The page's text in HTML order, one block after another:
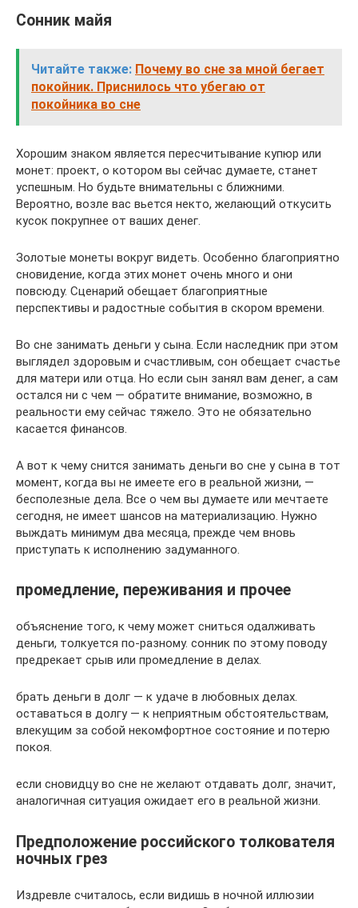
Сонник майя
Читайте также: Почему во сне за мной бегает
покойник. Приснилось что убегаю от
покойника во сне
Хорошим знаком является пересчитывание купюр или
монет: проект, о котором вы сейчас думаете, станет
успешным. Но будьте внимательны с ближними.
Вероятно, возле вас вьется некто, желающий откусить
кусок покрупнее от ваших денег.
Золотые монеты вокруг видеть. Особенно благоприятно
сновидение, когда этих монет очень много и они
повсюду. Сценарий обещает благоприятные
перспективы и радостные события в скором времени.
Во сне занимать деньги у сына. Если наследник при этом
выглядел здоровым и счастливым, сон обещает счастье
для матери или отца. Но если сын занял вам денег, а сам
остался ни с чем — обратите внимание, возможно, в
реальности ему сейчас тяжело. Это не обязательно
касается финансов.
А вот к чему снится занимать деньги во сне у сына в тот
момент, когда вы не имеете его в реальной жизни, —
бесполезные дела. Все о чем вы думаете или мечтаете
сегодня, не имеет шансов на материализацию. Нужно
выждать минимум два месяца, прежде чем вновь
приступать к исполнению задуманного.
промедление, переживания и прочее
объяснение того, к чему может сниться одалживать
деньги, толкуется по-разному. сонник по этому поводу
предрекает срыв или промедление в делах.
брать деньги в долг — к удаче в любовных делах.
оставаться в долгу — к неприятным обстоятельствам,
влекущим за собой некомфортное состояние и потерю
покоя.
если сновидцу во сне не желают отдавать долг, значит,
аналогичная ситуация ожидает его в реальной жизни.
Предположение российского толкователя
ночных грез
Издревле считалось, если видишь в ночной иллюзии